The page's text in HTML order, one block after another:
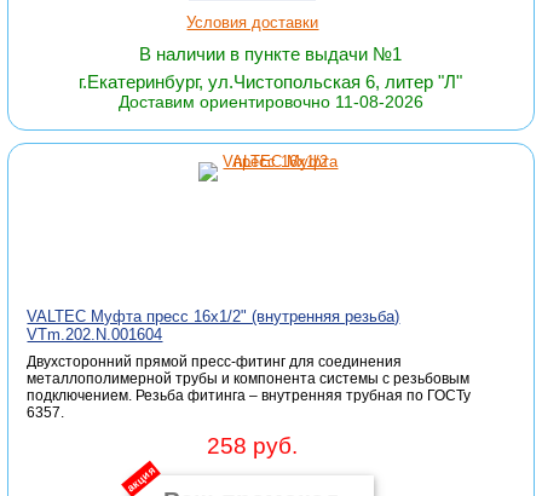
Условия доставки
В наличии в пункте выдачи №1
г.Екатеринбург, ул.Чистопольская 6, литер "Л"
Доставим ориентировочно 11-08-2026
VALTEC Муфта пресс 16х1/2" (внутренняя резьба)
VTm.202.N.001604
Двухсторонний прямой пресс-фитинг для соединения
металлополимерной трубы и компонента системы с резьбовым
подключением. Резьба фитинга – внутренняя трубная по ГОСТу
6357.
258 руб.
акция